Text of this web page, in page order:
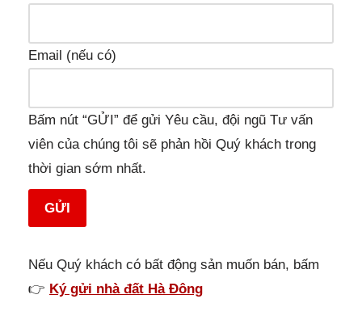
Email (nếu có)
Bấm nút “GỬI” để gửi Yêu cầu, đội ngũ Tư vấn
viên của chúng tôi sẽ phản hồi Quý khách trong
thời gian sớm nhất.
GỬI
Nếu Quý khách có bất động sản muốn bán, bấm
👉 Ký gửi nhà đất Hà Đông